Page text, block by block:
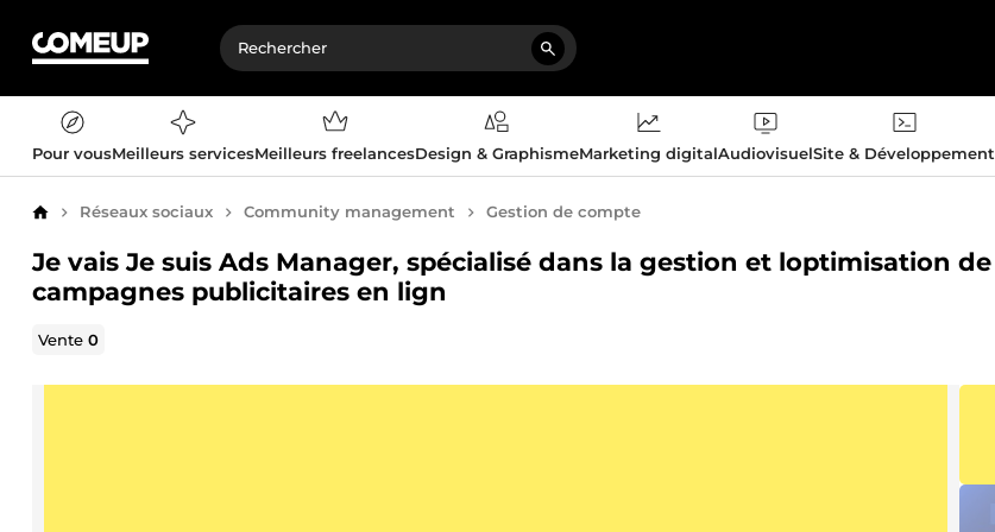
Pour vousMeilleurs servicesMeilleurs freelancesDesign & GraphismeMarketing digitalAudiovisuelSite & Développement
AccueilRéseaux sociaux Community management Gestion de compte
Je vais Je suis Ads Manager, spécialisé dans la gestion et loptimisation de
campagnes publicitaires en lign
Vente0